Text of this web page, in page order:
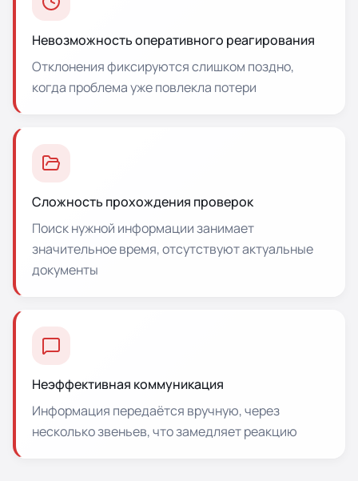
Невозможность оперативного реагирования
Отклонения фиксируются слишком поздно,
когда проблема уже повлекла потери
Сложность прохождения проверок
Поиск нужной информации занимает
значительное время, отсутствуют актуальные
документы
Неэффективная коммуникация
Информация передаётся вручную, через
несколько звеньев, что замедляет реакцию